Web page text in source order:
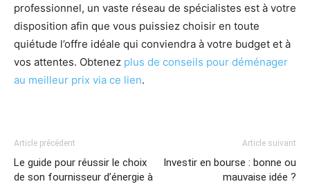
professionnel, un vaste réseau de spécialistes est à votre
disposition afin que vous puissiez choisir en toute
quiétude l’offre idéale qui conviendra à votre budget et à
vos attentes. Obtenez plus de conseils pour déménager
au meilleur prix via ce lien.
Article précédent
Le guide pour réussir le choix
de son fournisseur d’énergie à
Article suivant
Investir en bourse : bonne ou
mauvaise idée ?